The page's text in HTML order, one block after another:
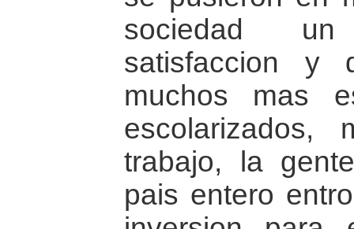
sociedad
satisfaccion y
muchos mas
escolarizados,
trabajo, la
pais entero